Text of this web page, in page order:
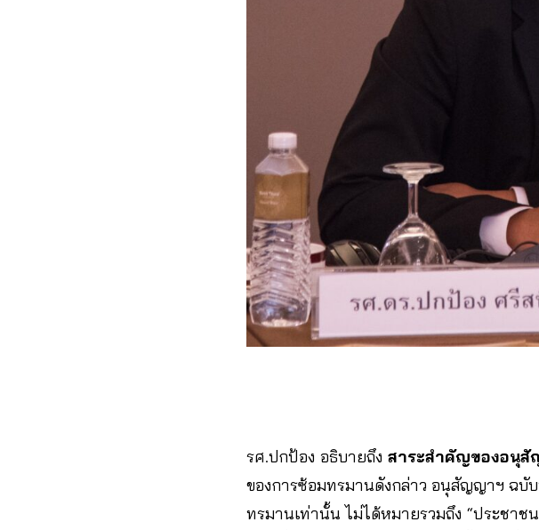
รศ.ปกป้อง อธิบายถึง สาระสำคัญของอนุ
ของการซ้อมทรมานดังกล่าว อนุสัญญาฯ ฉบั
ทรมานเท่านั้น ไม่ได้หมายรวมถึง “ประชาช